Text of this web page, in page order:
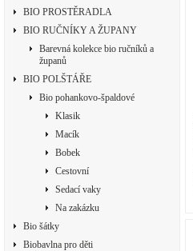
BIO PROSTĚRADLA
BIO RUČNÍKY A ŽUPANY
Barevná kolekce bio ručníků a
županů
BIO POLŠTÁŘE
Bio pohankovo-špaldové
Klasik
Macík
Bobek
Cestovní
Sedací vaky
Na zakázku
Bio šátky
Biobavlna pro děti